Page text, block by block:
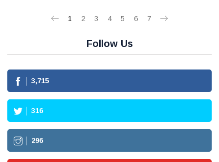
1 2 3 4 5 6 7
Follow Us
3,715
316
296